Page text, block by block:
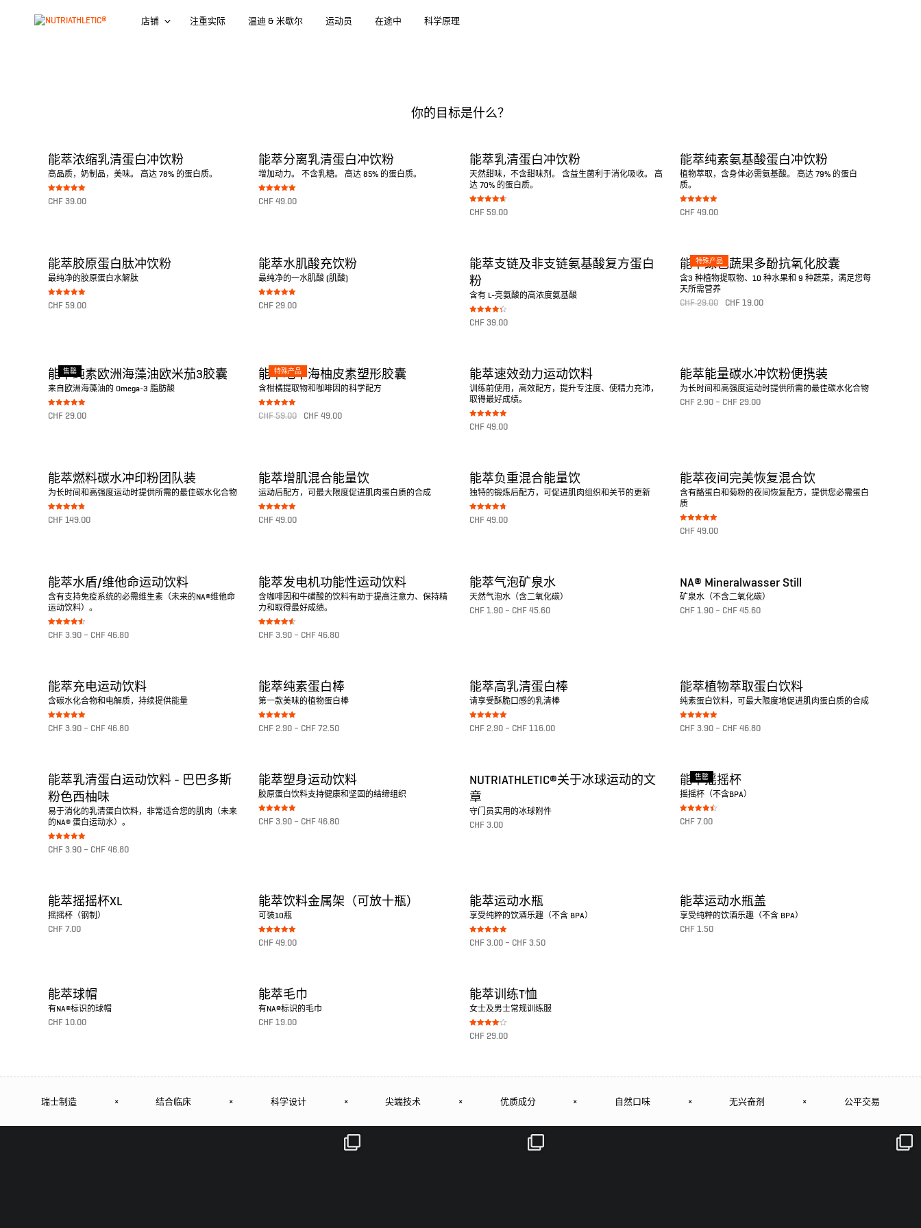
店铺 注重实际 温迪 & 米歇尔 运动员 在途中 科学原理
你的目标是什么？
能萃浓缩乳清蛋白冲饮粉
高品质，奶制品，美味。 高达 78% 的蛋白质。
Bewertet mit
5.00
CHF 39.00
能萃分离乳清蛋白冲饮粉
增加动力。 不含乳糖。 高达 85% 的蛋白质。
Bewertet mit
5.00
CHF 49.00
能萃乳清蛋白冲饮粉
天然甜味，不含甜味剂。 含益生菌利于消化吸收。 高
达 70% 的蛋白质。
Bewertet
mit
CHF59.00
能萃纯素氨基酸蛋白冲饮粉
植物萃取，含身体必需氨基酸。 高达 79% 的蛋白
质。
Bewertet mit
5.00
CHF49.00
能萃胶原蛋白肽冲饮粉
最纯净的胶原蛋白水解肽
Bewertet mit
5.00
CHF 59.00
能萃水肌酸充饮粉
最纯净的一水肌酸 (肌酸)
Bewertet mit
5.00
CHF 29.00
能萃支链及非支链氨基酸复方蛋白
粉
含有 L-亮氨酸的高浓度氨基酸
Bewertet
mit
CHF39.00
特殊产品
能萃绿色蔬果多酚抗氧化胶囊
含3 种植物提取物、10 种水果和 9 种蔬菜，满足您每
天所需营养
CHF29.00 CHF19.00
售罄
能萃纯素欧洲海藻油欧米茄3胶囊
来自欧洲海藻油的 Omega-3 脂肪酸
Bewertet mit
5.00
CHF 29.00
特殊产品
能萃地中海柚皮素塑形胶囊
含柑橘提取物和咖啡因的科学配方
Bewertet mit
5.00
CHF59.00 CHF 49.00
能萃速效劲力运动饮料
训练前使用，高效配方，提升专注度、使精力充沛，
取得最好成绩。
Bewertet mit
5.00
CHF49.00
能萃能量碳水冲饮粉便携装
为长时间和高强度运动时提供所需的最佳碳水化合物
CHF2.90 – CHF29.00
能萃燃料碳水冲印粉团队装
为长时间和高强度运动时提供所需的最佳碳水化合物
Bewertet mit
4.75
CHF 149.00
能萃增肌混合能量饮
运动后配方，可最大限度促进肌肉蛋白质的合成
Bewertet mit
5.00
CHF 49.00
能萃负重混合能量饮
独特的锻炼后配方，可促进肌肉组织和关节的更新
Bewertet mit
4.75
CHF49.00
能萃夜间完美恢复混合饮
含有酪蛋白和菊粉的夜间恢复配方，提供您必需蛋白
质
Bewertet mit
5.00
CHF49.00
能萃水盾/维他命运动饮料
含有支持免疫系统的必需维生素（未来的NA®维他命
运动饮料）。
Bewertet
mit
CHF 3.90 – CHF 46.80
能萃发电机功能性运动饮料
含咖啡因和牛磺酸的饮料有助于提高注意力、保持精
力和取得最好成绩。
Bewertet
mit
CHF 3.90 – CHF 46.80
能萃气泡矿泉水
天然气泡水（含二氧化碳）
CHF1.90 – CHF45.60
NA® Mineralwasser Still
矿泉水（不含二氧化碳）
CHF1.90 – CHF45.60
能萃充电运动饮料
含碳水化合物和电解质，持续提供能量
Bewertet mit
5.00
CHF 3.90 – CHF 46.80
能萃纯素蛋白棒
第一款美味的植物蛋白棒
Bewertet mit
5.00
CHF 2.90 – CHF 72.50
能萃高乳清蛋白棒
请享受酥脆口感的乳清棒
Bewertet mit
5.00
CHF2.90 – CHF116.00
能萃植物萃取蛋白饮料
纯素蛋白饮料，可最大限度地促进肌肉蛋白质的合成
Bewertet mit
5.00
CHF3.90 – CHF46.80
能萃乳清蛋白运动饮料 - 巴巴多斯
粉色西柚味
易于消化的乳清蛋白饮料，非常适合您的肌肉（未来
的NA® 蛋白运动水）。
Bewertet mit
5.00
CHF 3.90 – CHF 46.80
能萃塑身运动饮料
胶原蛋白饮料支持健康和坚固的结缔组织
Bewertet mit
5.00
CHF 3.90 – CHF 46.80
NUTRIATHLETIC®关于冰球运动的文
章
守门员实用的冰球附件
CHF3.00
售罄
能萃摇摇杯
摇摇杯（不含BPA）
Bewertet
mit
CHF7.00
能萃摇摇杯XL
摇摇杯（钢制）
CHF 7.00
能萃饮料金属架（可放十瓶）
可装10瓶
Bewertet mit
5.00
CHF 49.00
能萃运动水瓶
享受纯粹的饮酒乐趣（不含 BPA）
Bewertet mit
5.00
CHF3.00 – CHF3.50
能萃运动水瓶盖
享受纯粹的饮酒乐趣（不含 BPA）
CHF1.50
能萃球帽
有NA®标识的球帽
CHF 10.00
能萃毛巾
有NA®标识的毛巾
CHF 19.00
能萃训练T恤
女士及男士常规训练服
Bewertet
mit
CHF29.00
瑞士制造 × 结合临床 × 科学设计 × 尖端技术 × 优质成分 × 自然口味 × 无兴奋剂 × 公平交易